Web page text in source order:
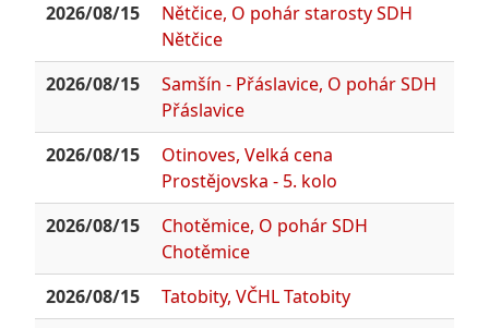
2026/08/15
Nětčice, O pohár starosty SDH
Nětčice
2026/08/15
Samšín - Přáslavice, O pohár SDH
Přáslavice
2026/08/15
Otinoves, Velká cena
Prostějovska - 5. kolo
2026/08/15
Chotěmice, O pohár SDH
Chotěmice
2026/08/15
Tatobity, VČHL Tatobity